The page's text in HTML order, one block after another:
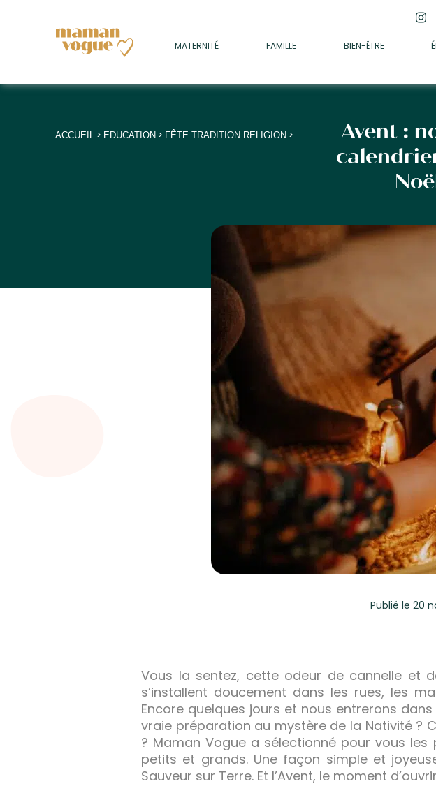
MATERNITÉ FAMILLE BIEN-ÊTRE
• SOMMEIL
• MÉDECINE
• PSYCHOLOGIE
+
+
ACCUEIL> EDUCATION> FÊTE TRADITION RELIGION>
Avent :
Publié le 20
Vous la sentez, cette odeur de cannelle et
s’installent doucement dans les rues, les
Encore quelques jours et nous entrerons
vraie préparation au mystère de la Nativité ?
? Maman Vogue a sélectionné pour vous
petits et grands. Une façon simple et
Sauveur sur Terre. Et l’Avent, le moment